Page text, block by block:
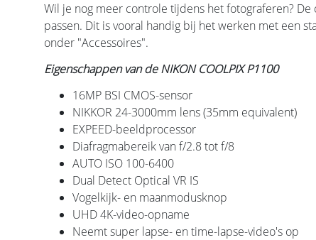
Wil je nog meer controle tijdens het fotograferen?
passen. Dit is vooral handig bij het werken met een
onder "Accessoires".
Eigenschappen van de NIKON COOLPIX P1100
16MP BSI CMOS-sensor
NIKKOR 24-3000mm lens (35mm equivalent)
EXPEED-beeldprocessor
Diafragmabereik van f/2.8 tot f/8
AUTO ISO 100-6400
Dual Detect Optical VR IS
Vogelkijk- en maanmodusknop
UHD 4K-video-opname
Neemt super lapse- en time-lapse-video's op